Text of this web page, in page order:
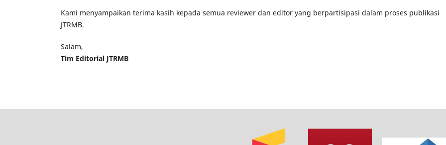
Kami menyampaikan terima kasih kepada semua reviewer dan editor yang berpartisipasi dalam proses publikasi
JTRMB.
Salam,
Tim Editorial JTRMB